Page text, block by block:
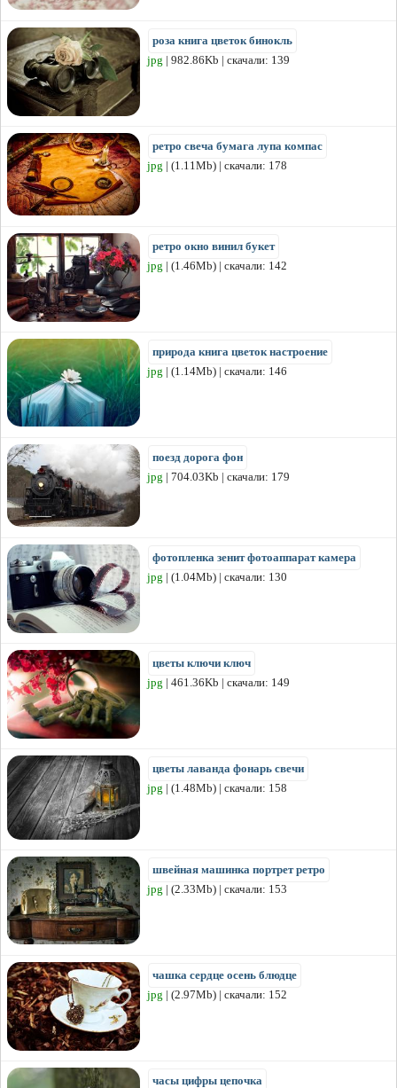
роза книга цветок бинокль
jpg | 982.86Kb | скачали: 139
ретро свеча бумага лупа компас
jpg | (1.11Mb) | скачали: 178
ретро окно винил букет
jpg | (1.46Mb) | скачали: 142
природа книга цветок настроение
jpg | (1.14Mb) | скачали: 146
поезд дорога фон
jpg | 704.03Kb | скачали: 179
фотопленка зенит фотоаппарат камера
jpg | (1.04Mb) | скачали: 130
цветы ключи ключ
jpg | 461.36Kb | скачали: 149
цветы лаванда фонарь свечи
jpg | (1.48Mb) | скачали: 158
швейная машинка портрет ретро
jpg | (2.33Mb) | скачали: 153
чашка сердце осень блюдце
jpg | (2.97Mb) | скачали: 152
часы цифры цепочка